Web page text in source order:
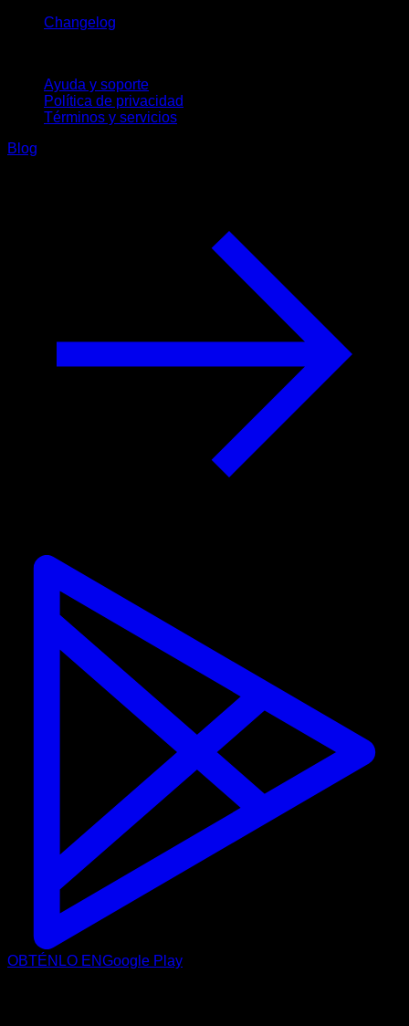
Changelog
Ayuda y soporte
Política de privacidad
Términos y servicios
Blog
OBTÉNLO ENGoogle Play